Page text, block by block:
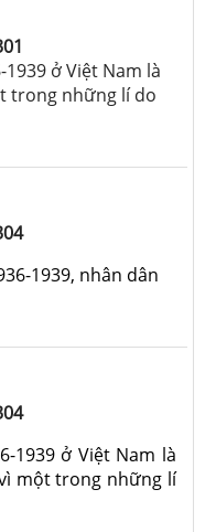
ở Việt Nam là
trong những lí do
1939, nhân dân
1939 ở Việt Nam là
một trong những lí